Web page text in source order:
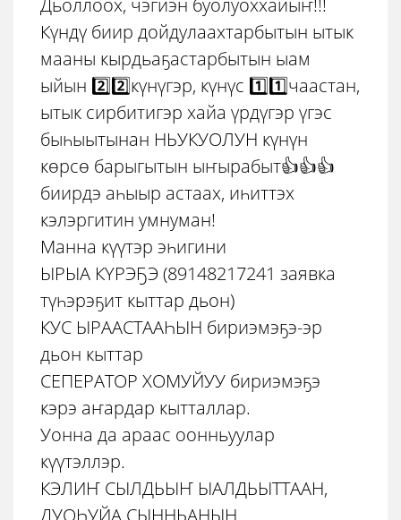
Дьоллоох, чэгиэн буолуоххайыҥ!!!
Күндү биир дойдулаахтарбытын ытык
мааны кырдьаҕастарбытын ыам
ыйын 2️⃣2️⃣күнүгэр, күнүс 1️⃣1️⃣чаастан,
ытык сирбитигэр хайа үрдүгэр үгэс
быһыытынан НЬУКУОЛУН күнүн
көрсө барыгытын ыҥырабыт👍👍👍
биирдэ аһыыр астаах, иһиттэх
кэлэргитин умнуман!
Манна күүтэр эһигини
ЫРЫА КҮРЭҔЭ (89148217241 заявка
түһэрэҕит кыттар дьон)
КУС ЫРААСТААҺЫН бириэмэҕэ-эр
дьон кыттар
СЕПЕРАТОР ХОМУЙУУ бириэмэҕэ
кэрэ аҥардар кытталлар.
Уонна да араас оонньуулар
күүтэллэр.
КЭЛИҤ СЫЛДЬЫҤ ЫАЛДЬЫТТААН,
ДУОҺУЙА СЫННЬАНЫН